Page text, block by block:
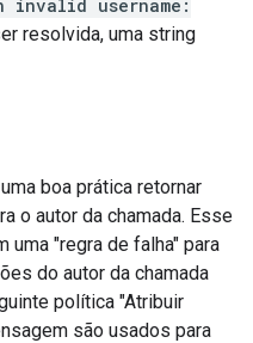
invalid username:
resolvida, uma string
boa prática retornar
o autor da chamada. Esse
uma "regra de falha" para
do autor da chamada
política "Atribuir
são usados para